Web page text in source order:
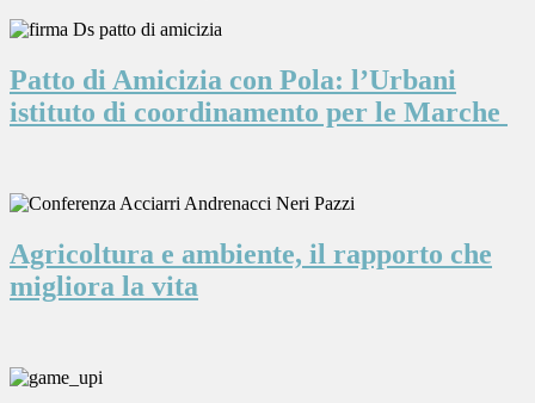
Patto di Amicizia con Pola: l’Urbani
istituto di coordinamento per le Marche
Agricoltura e ambiente, il rapporto che
migliora la vita